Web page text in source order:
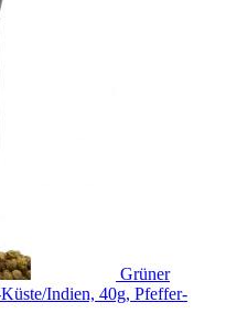
Grüner
Indien, 40g, Pfeffer-